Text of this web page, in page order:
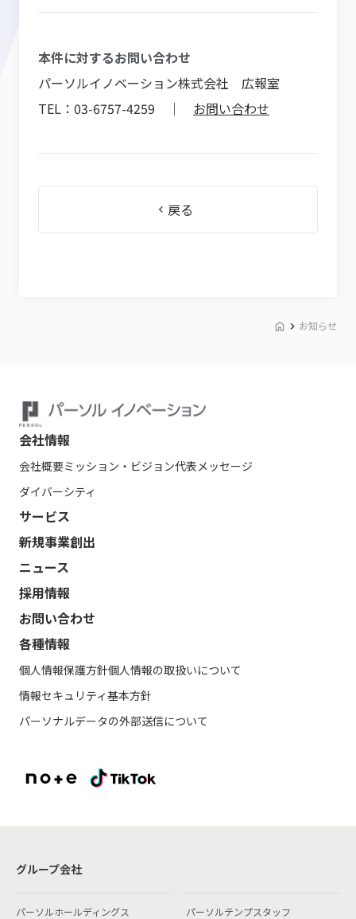
本件に対するお問い合わせ
パーソルイノベーション株式会社 広報室
TEL：03-6757-4259 ｜ お問い合わせ
戻る
お知らせ
会社情報
会社概要ミッション・ビジョン代表メッセージ
ダイバーシティ
サービス
新規事業創出
ニュース
採用情報
お問い合わせ
各種情報
個人情報保護方針個人情報の取扱いについて
情報セキュリティ基本方針
パーソナルデータの外部送信について
グループ会社
パーソルホールディングス パーソルテンプスタッフ